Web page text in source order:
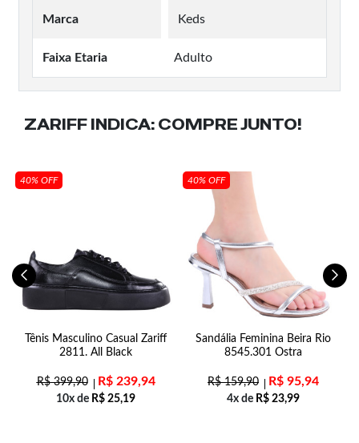
Marca Keds
Faixa Etaria Adulto
ZARIFF INDICA: COMPRE JUNTO!
40% OFF
Tênis Masculino Casual Zariff
2811. All Black
R$399,90 R$239,94
10x de R$ 25,19
40% OFF
Sandália Feminina Beira Rio
8545.301 Ostra
R$159,90 R$ 95,94
4x de R$ 23,99